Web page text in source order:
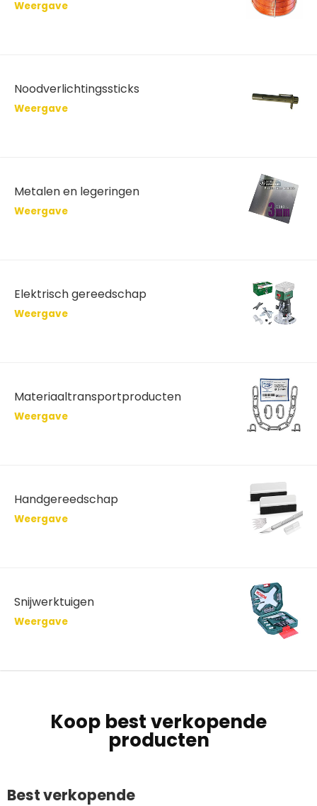
Weergave
Noodverlichtingssticks
Weergave
Metalen en legeringen
Weergave
Elektrisch gereedschap
Weergave
Materiaaltransportproducten
Weergave
Handgereedschap
Weergave
Snijwerktuigen
Weergave
Koop best verkopende
producten
Best verkopende